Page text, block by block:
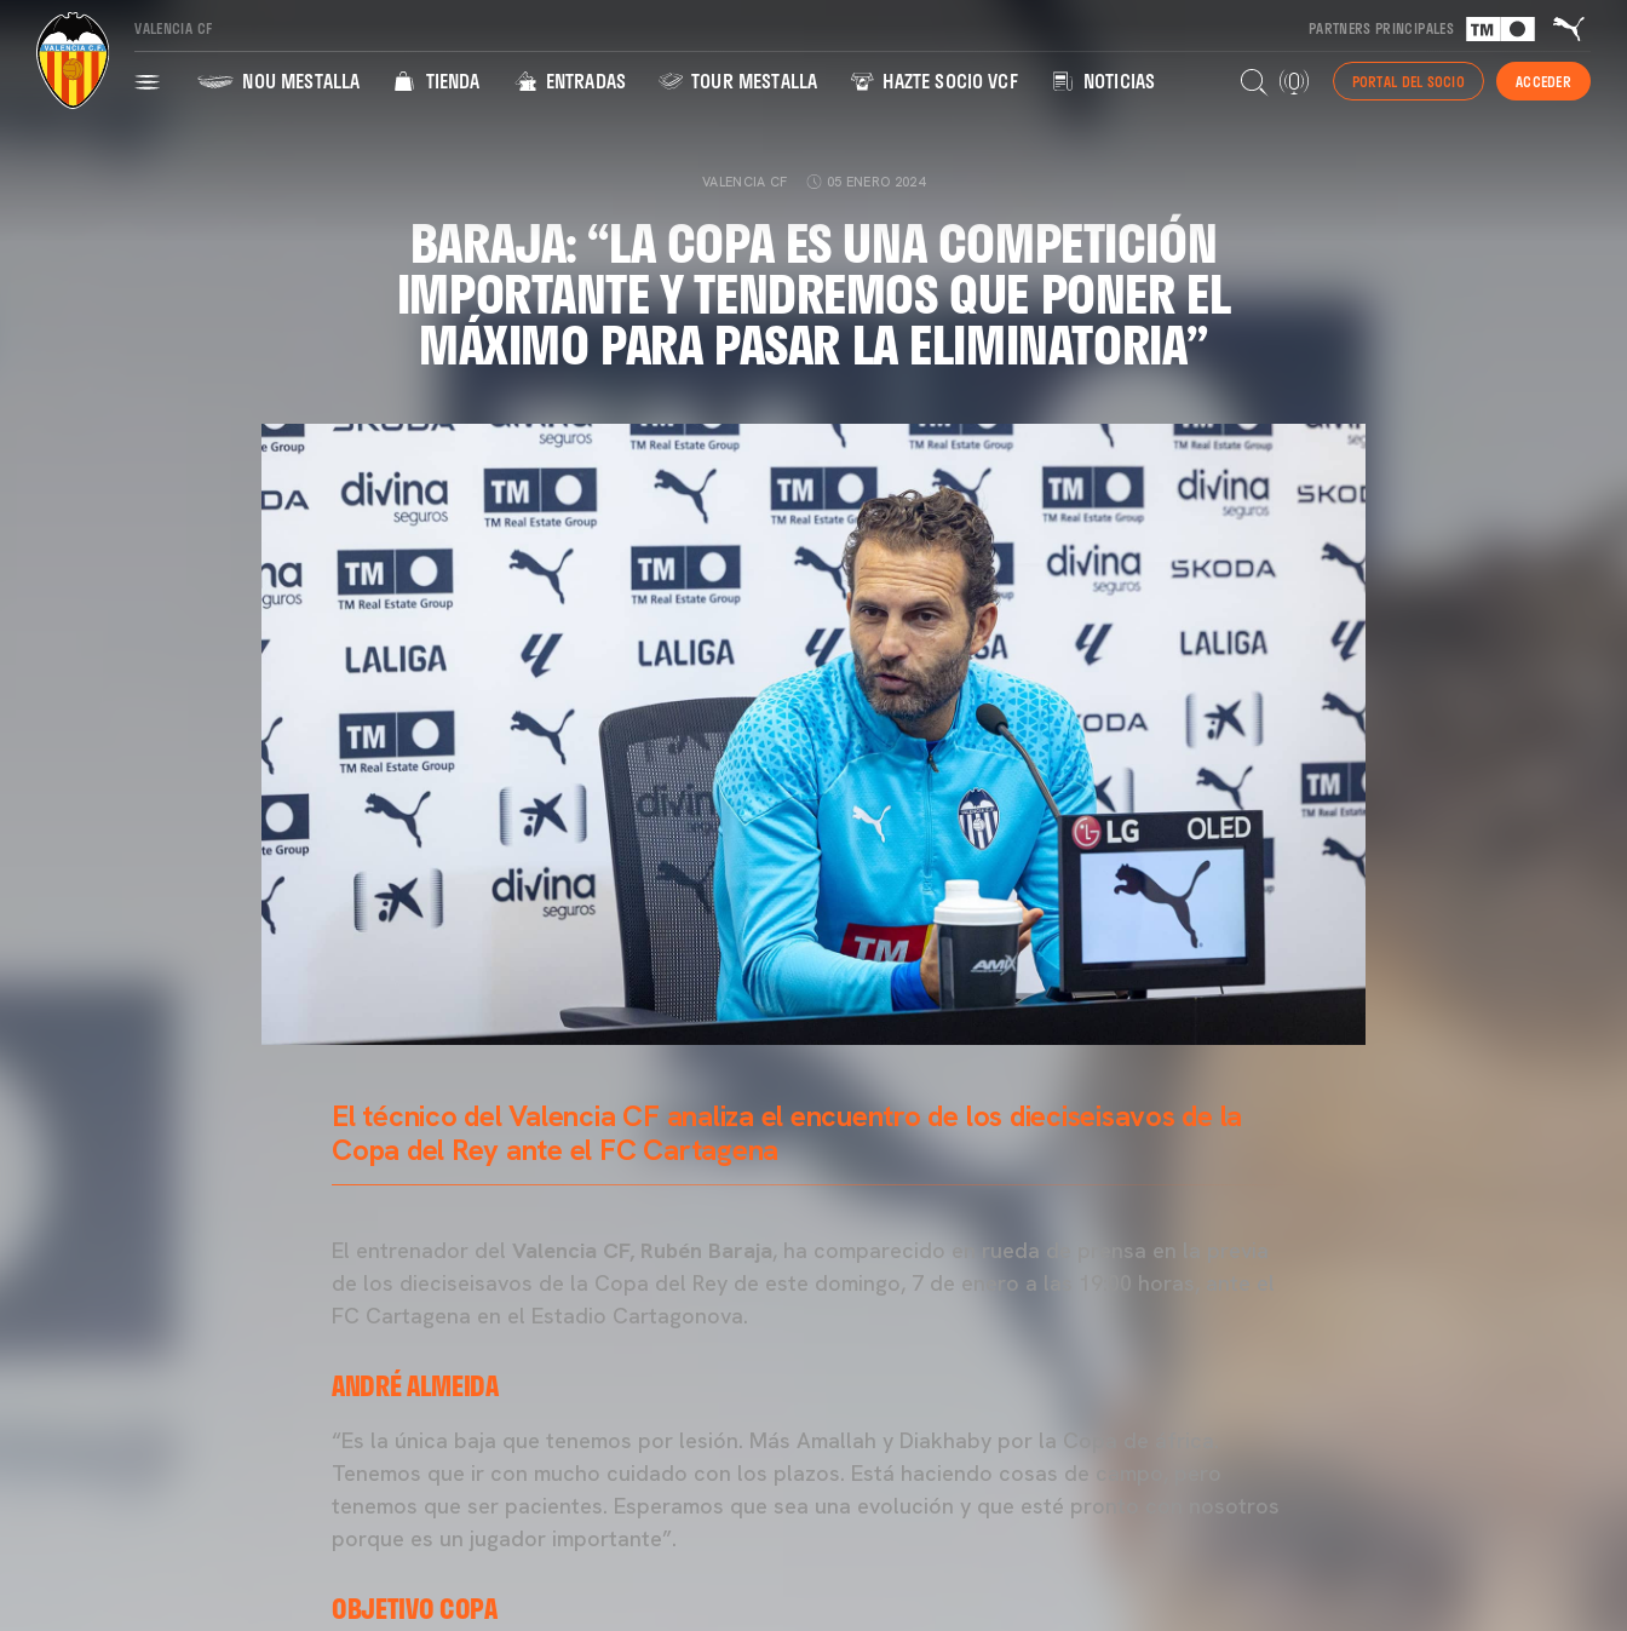
VALENCIA CF PARTNERS PRINCIPALES
NOU MESTALLA TIENDA ENTRADAS TOUR MESTALLA HAZTE SOCIO VCF NOTICIAS PORTAL DEL SOCIO ACCEDER
VALENCIA CF 05 ENERO 2024
BARAJA: “LA COPA ES UNA COMPETICIÓN
IMPORTANTE Y TENDREMOS QUE PONER EL
MÁXIMO PARA PASAR LA ELIMINATORIA”
El técnico del Valencia CF analiza el encuentro de los dieciseisavos de la
Copa del Rey ante el FC Cartagena
El entrenador del Valencia CF, Rubén Baraja, ha comparecido en rueda de prensa en la previa
de los dieciseisavos de la Copa del Rey de este domingo, 7 de enero a las 19:00 horas, ante el
FC Cartagena en el Estadio Cartagonova.
ANDRÉ ALMEIDA
“Es la única baja que tenemos por lesión. Más Amallah y Diakhaby por la Copa de áfrica.
Tenemos que ir con mucho cuidado con los plazos. Está haciendo cosas de campo, pero
tenemos que ser pacientes. Esperamos que sea una evolución y que esté pronto con nosotros
porque es un jugador importante”.
OBJETIVO COPA